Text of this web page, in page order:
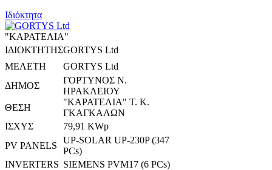
Ιδιόκτητα
"ΚΑΡΑΤΕΛΙΑ"
ΙΔΙΟΚΤΗΤΗΣGORTYS Ltd
ΜΕΛΕΤΗ
GORTYS Ltd
ΔΗΜΟΣ
ΓΟΡΤΥΝΟΣ Ν.
ΗΡΑΚΛΕΙΟΥ
ΘΕΣΗ
"ΚΑΡΑΤΕΛΙΑ" Τ. Κ.
ΓΚΑΓΚΑΛΩΝ
ΙΣΧΥΣ
79,91 KWp
PV PANELS
UP-SOLAR UP-230P (347
PCs)
INVERTERS SIEMENS PVM17 (6 PCs)